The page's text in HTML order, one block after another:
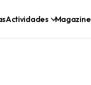
Actividades Magazine